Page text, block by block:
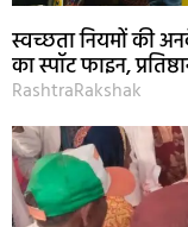
स्वच्छता नियमों की
का स्पॉट फाइन,
RashtraRakshak